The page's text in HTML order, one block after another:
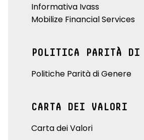
Informativa Ivass
Mobilize Financial Services
POLITICA PARITÀ DI
Politiche Parità di Genere
CARTA DEI VALORI
Carta dei Valori